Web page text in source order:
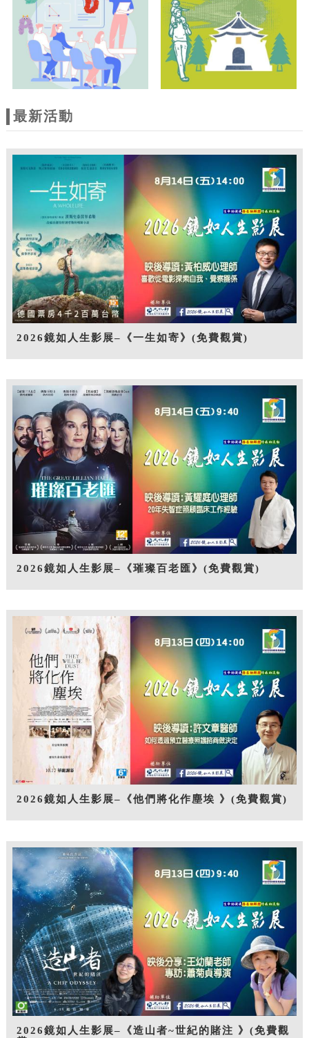
最新活動
2026鏡如人生影展–《一生如寄》(免費觀賞)
2026鏡如人生影展–《璀璨百老匯》(免費觀賞)
2026鏡如人生影展–《他們將化作塵埃 》(免費觀賞)
2026鏡如人生影展–《造山者~世紀的賭注 》(免費觀